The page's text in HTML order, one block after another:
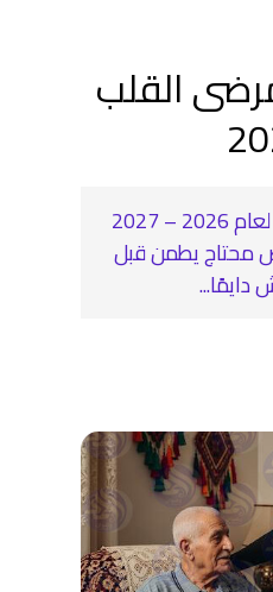
القلب
تمريض منزلي لمرضى القلب لعام 2026 – 2027
محتاج يطمن قبل
دايمًا...